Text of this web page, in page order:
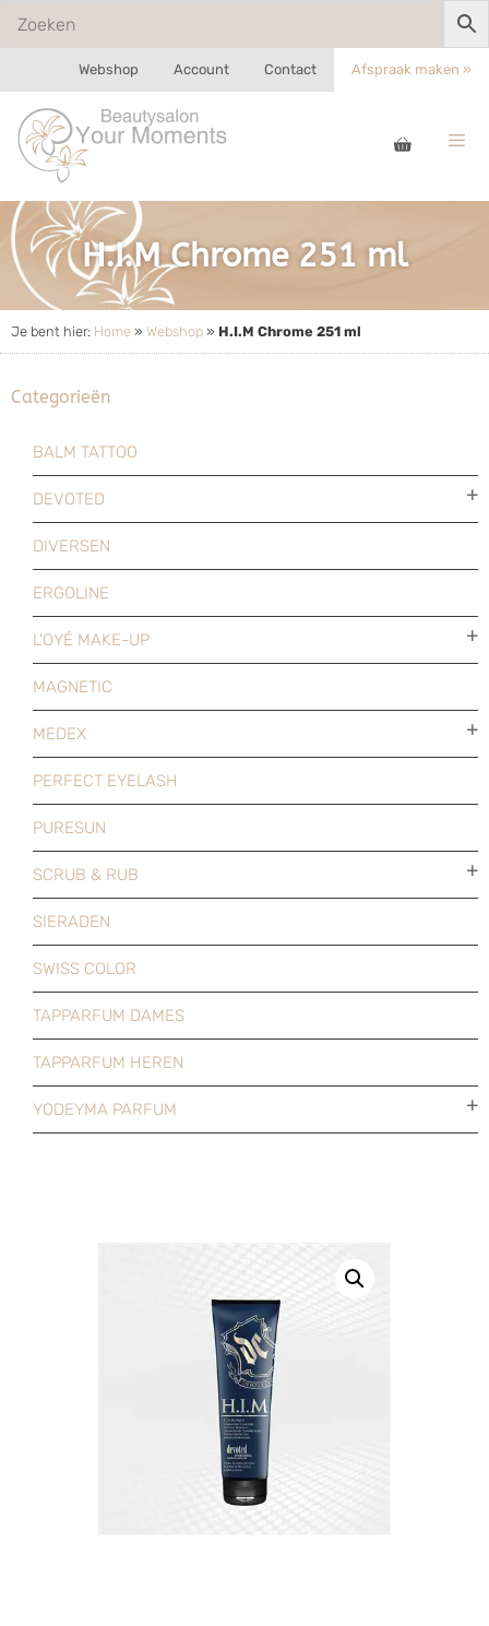
Webshop Account Contact Afspraak maken »
H.I.M Chrome 251 ml
Je bent hier: Home » Webshop » H.I.M Chrome 251 ml
Categorieën
BALM TATTOO
DEVOTED
DIVERSEN
ERGOLINE
L'OYÉ MAKE-UP
MAGNETIC
MEDEX
PERFECT EYELASH
PURESUN
SCRUB & RUB
SIERADEN
SWISS COLOR
TAPPARFUM DAMES
TAPPARFUM HEREN
YODEYMA PARFUM